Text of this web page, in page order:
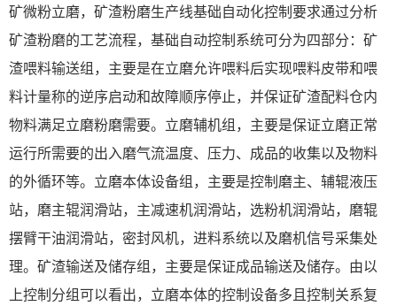
矿微粉立磨，矿渣粉磨生产线基础自动化控制要求通过分析
矿渣粉磨的工艺流程，基础自动控制系统可分为四部分：矿
渣喂料输送组，主要是在立磨允许喂料后实现喂料皮带和喂
料计量称的逆序启动和故障顺序停止，并保证矿渣配料仓内
物料满足立磨粉磨需要。立磨辅机组，主要是保证立磨正常
运行所需要的出入磨气流温度、压力、成品的收集以及物料
的外循环等。立磨本体设备组，主要是控制磨主、辅辊液压
站，磨主辊润滑站，主减速机润滑站，选粉机润滑站，磨辊
摆臂干油润滑站，密封风机，进料系统以及磨机信号采集处
理。矿渣输送及储存组，主要是保证成品输送及储存。由以
上控制分组可以看出，立磨本体的控制设备多且控制关系复